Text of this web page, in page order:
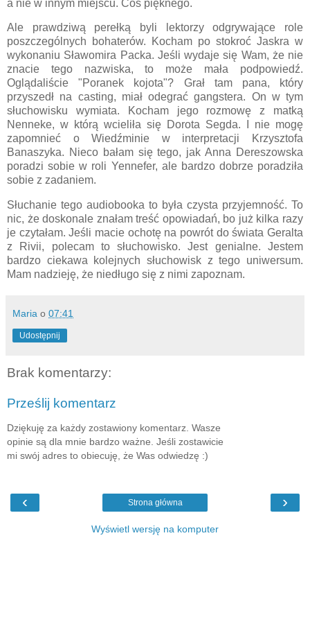
a nie w innym miejscu. Coś pięknego.
Ale prawdziwą perełką byli lektorzy odgrywające role
poszczególnych bohaterów. Kocham po stokroć Jaskra w
wykonaniu Sławomira Packa. Jeśli wydaje się Wam, że nie
znacie tego nazwiska, to może mała podpowiedź.
Oglądaliście "Poranek kojota"? Grał tam pana, który
przyszedł na casting, miał odegrać gangstera. On w tym
słuchowisku wymiata. Kocham jego rozmowę z matką
Nenneke, w którą wcieliła się Dorota Segda. I nie mogę
zapomnieć o Wiedźminie w interpretacji Krzysztofa
Banaszyka. Nieco bałam się tego, jak Anna Dereszowska
poradzi sobie w roli Yennefer, ale bardzo dobrze poradziła
sobie z zadaniem.
Słuchanie tego audiobooka to była czysta przyjemność. To
nic, że doskonale znałam treść opowiadań, bo już kilka razy
je czytałam. Jeśli macie ochotę na powrót do świata Geralta
z Rivii, polecam to słuchowisko. Jest genialne. Jestem
bardzo ciekawa kolejnych słuchowisk z tego uniwersum.
Mam nadzieję, że niedługo się z nimi zapoznam.
Maria o 07:41
Udostępnij
Brak komentarzy:
Prześlij komentarz
Dziękuję za każdy zostawiony komentarz. Wasze
opinie są dla mnie bardzo ważne. Jeśli zostawicie
mi swój adres to obiecuję, że Was odwiedzę :)
‹ ›
Strona główna
Wyświetl wersję na komputer